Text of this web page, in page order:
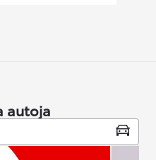
autoja